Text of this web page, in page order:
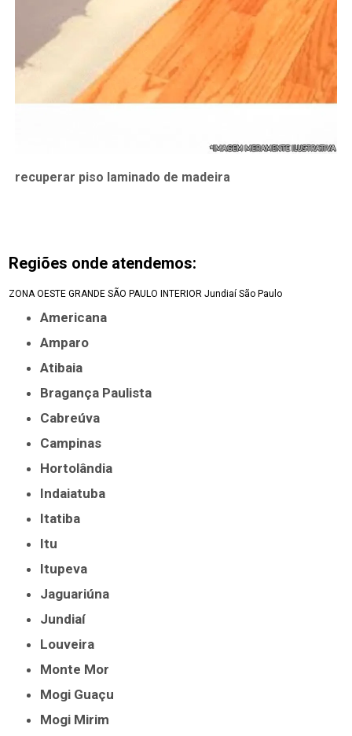
recuperar piso laminado de madeira
Regiões onde atendemos:
ZONA OESTE GRANDE SÃO PAULO INTERIOR Jundiaí São Paulo
Americana
Amparo
Atibaia
Bragança Paulista
Cabreúva
Campinas
Hortolândia
Indaiatuba
Itatiba
Itu
Itupeva
Jaguariúna
Jundiaí
Louveira
Monte Mor
Mogi Guaçu
Mogi Mirim